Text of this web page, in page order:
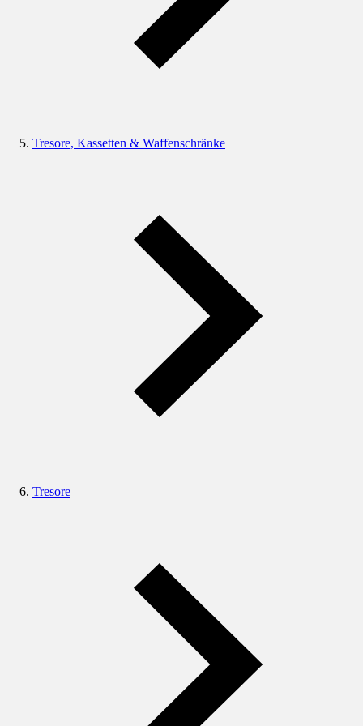
Tresore, Kassetten & Waffenschränke
Tresore